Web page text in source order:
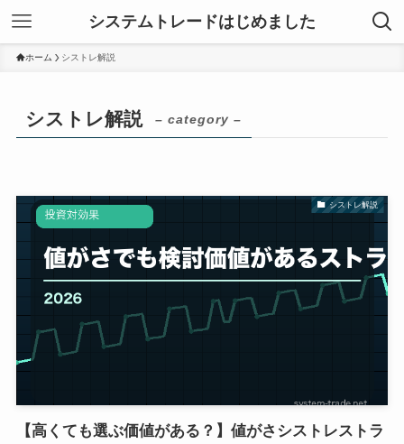
システムトレードはじめました
ホーム シストレ解説
シストレ解説 – category –
シストレ解説
【高くても選ぶ価値がある？】値がさシストレストラ